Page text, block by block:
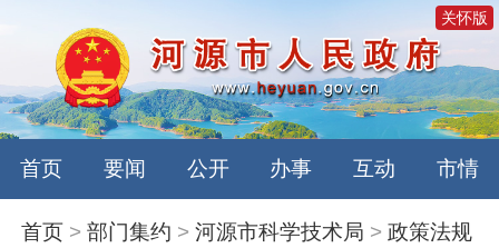
关怀版
首页 要闻 公开 办事 互动 市情
首页 >部门集约 >河源市科学技术局 >政策法规